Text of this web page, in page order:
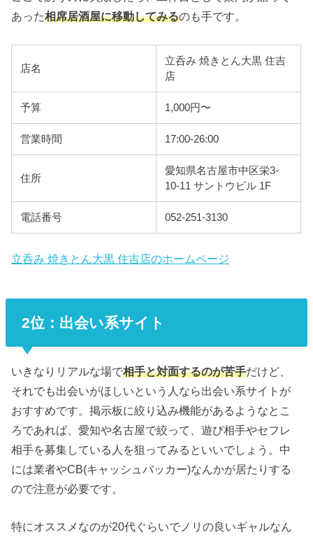
あった相席居酒屋に移動してみるのも手です。
店名
立呑み 焼きとん大黒 住吉
店
予算 1,000円〜
営業時間 17:00-26:00
住所
愛知県名古屋市中区栄3-
10-11 サントウビル 1F
電話番号 052-251-3130
立呑み 焼きとん大黒 住吉店のホームページ
2位：出会い系サイト
いきなりリアルな場で相手と対面するのが苦手だけど、
それでも出会いがほしいという人なら出会い系サイトが
おすすめです。掲示板に絞り込み機能があるようなとこ
ろであれば、愛知や名古屋で絞って、遊び相手やセフレ
相手を募集している人を狙ってみるといいでしょう。中
には業者やCB(キャッシュバッカー)なんかが居たりする
ので注意が必要です。
特にオススメなのが20代ぐらいでノリの良いギャルなん